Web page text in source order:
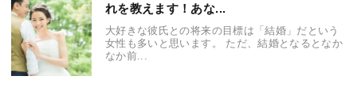
れを教えます！あな...
大好きな彼氏との将来の目標は「結婚」だという
女性も多いと思います。 ただ、結婚となるとなか
なか前...